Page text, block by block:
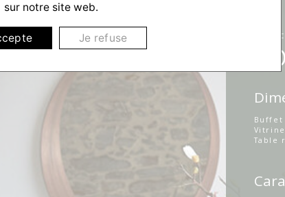
Buffet
Vitrine
Table
sur notre site web.
Je refuse